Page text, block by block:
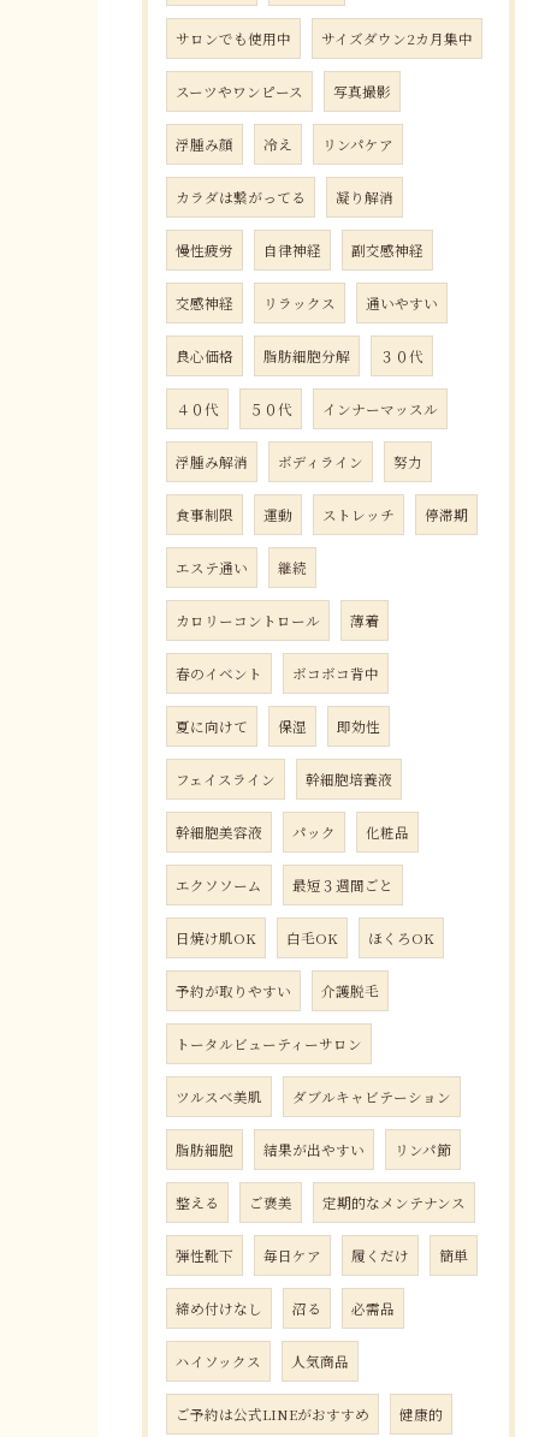
サロンでも使用中 サイズダウン2カ月集中
スーツやワンピース 写真撮影
浮腫み顔 冷え リンパケア
カラダは繋がってる 凝り解消
慢性疲労 自律神経 副交感神経
交感神経 リラックス 通いやすい
良心価格 脂肪細胞分解 ３０代
４０代 ５０代 インナーマッスル
浮腫み解消 ボディライン 努力
食事制限 運動 ストレッチ 停滞期
エステ通い 継続
カロリーコントロール 薄着
春のイベント ボコボコ背中
夏に向けて 保湿 即効性
フェイスライン 幹細胞培養液
幹細胞美容液 パック 化粧品
エクソソーム 最短３週間ごと
日焼け肌OK 白毛OK ほくろOK
予約が取りやすい 介護脱毛
トータルビューティーサロン
ツルスベ美肌 ダブルキャビテーション
脂肪細胞 結果が出やすい リンパ節
整える ご褒美 定期的なメンテナンス
弾性靴下 毎日ケア 履くだけ 簡単
締め付けなし 沼る 必需品
ハイソックス 人気商品
ご予約は公式LINEがおすすめ 健康的